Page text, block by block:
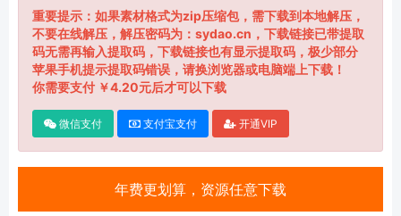
重要提示：如果素材格式为zip压缩包，需下载到本地解压，
不要在线解压，解压密码为：sydao.cn，下载链接已带提取
码无需再输入提取码，下载链接也有显示提取码，极少部分
苹果手机提示提取码错误，请换浏览器或电脑端上下载！
你需要支付 ￥4.20元后才可以下载
微信支付 支付宝支付 开通VIP
年费更划算，资源任意下载